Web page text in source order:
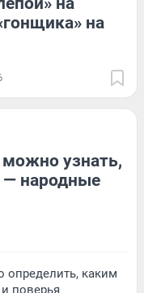
на
узнать,
— народные
определить, каким
поверья